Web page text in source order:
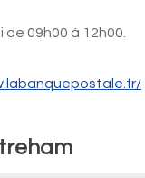
09h00 à 12h00.